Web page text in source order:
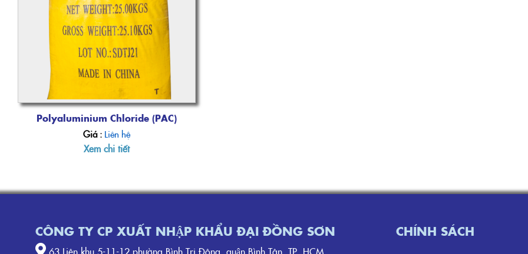
Polyaluminium Chloride (PAC)
Giá : Liên hệ
Xem chi tiết
CÔNG TY CP XUẤT NHẬP KHẨU ĐẠI ĐỒNG SƠN
63,Liên khu 5-11-12,phường Bình Trị Đông, quận Bình Tân, TP. HCM
CHÍNH SÁCH